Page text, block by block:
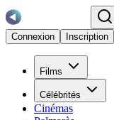
Connexion
Inscription
Films
Célébrités
Cinémas